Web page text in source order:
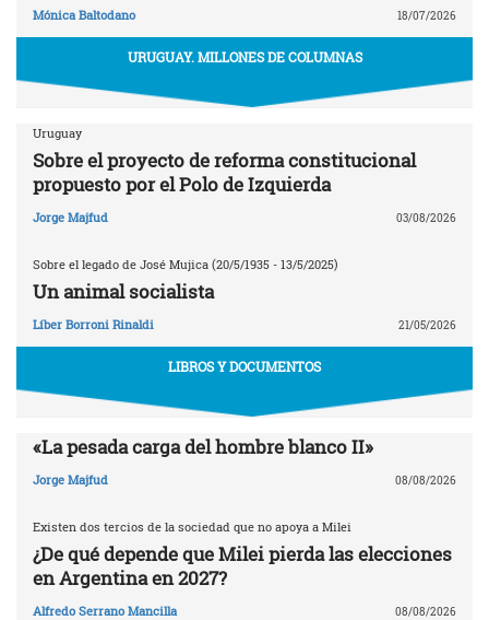
Mónica Baltodano 18/07/2026
URUGUAY. MILLONES DE COLUMNAS
Uruguay
Sobre el proyecto de reforma constitucional
propuesto por el Polo de Izquierda
Jorge Majfud 03/08/2026
Sobre el legado de José Mujica (20/5/1935 - 13/5/2025)
Un animal socialista
Líber Borroni Rinaldi 21/05/2026
LIBROS Y DOCUMENTOS
«La pesada carga del hombre blanco II»
Jorge Majfud 08/08/2026
Existen dos tercios de la sociedad que no apoya a Milei
¿De qué depende que Milei pierda las elecciones
en Argentina en 2027?
Alfredo Serrano Mancilla 08/08/2026